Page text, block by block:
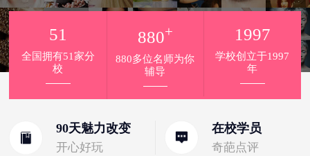
90天魅力改变
开心好玩
在校学员
奇葩点评
51
全国拥有51家分
校
880+
880多位名师为你
辅导
1997
学校创立于1997
年